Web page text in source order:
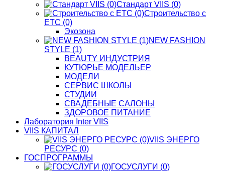
Стандарт VIIS (0)
Строительство с
ЕТС (0)
Экозона
NEW FASHION
STYLE (1)
BЕАUTY ИНДУСТРИЯ
КУТЮРЬЕ МОДЕЛЬЕР
МОДЕЛИ
СЕРВИС ШКОЛЫ
СТУДИИ
СВАДЕБНЫЕ САЛОНЫ
ЗДОРОВОЕ ПИТАНИЕ
Лаборатория Inter VIIS
VIIS КАПИТАЛ
VIIS ЭНЕРГО
РЕСУРС (0)
ГОСПРОГРАММЫ
ГОСУСЛУГИ (0)